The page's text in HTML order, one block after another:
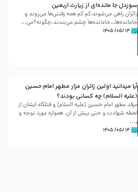
سوزدل جا مانده‌ای از زیارت اربعین
زائران راهی می‌شوند،کم‌ کم همه رفتنی‌ها می‌روند و
جامانده‌ها…جامانده‌ها چشم می‌بندند.چگونه؟می‌...
۱۴ /۰۵/ ۱۴۰۵
آیا میدانید اولین زائران مزار مطهر امام حسین
(علیه السلام) چه کسانی بودند؟
مرقد مطهر امام حسین (علیه السلام) و قتلگاه ایشان از
لحظه شهادت و حتی پیش از آن، همواره مورد توجه و
ز...
۱۴ /۰۵/ ۱۴۰۵